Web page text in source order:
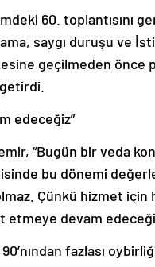
60. toplantısını
saygı duruşu ve
geçilmeden önce
edeceğiz”
“Bugün bir veda
bu dönemi
Çünkü hizmet
etmeye devam
fazlası